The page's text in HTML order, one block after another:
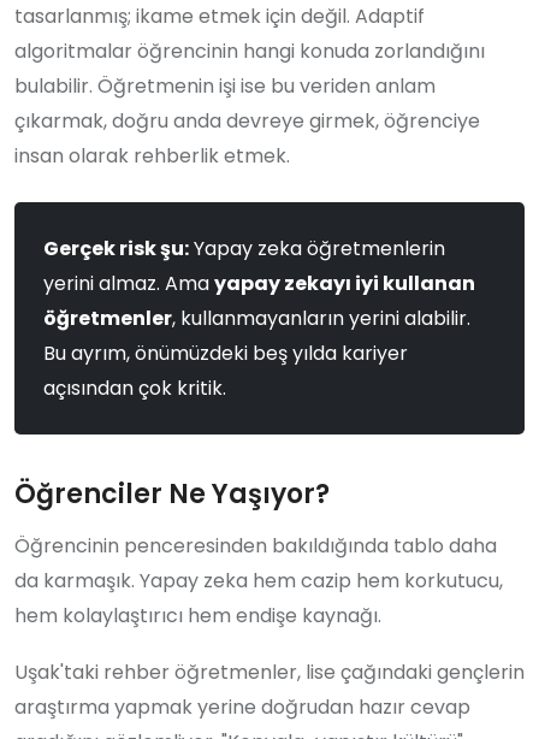
tasarlanmış; ikame etmek için değil. Adaptif
algoritmalar öğrencinin hangi konuda zorlandığını
bulabilir. Öğretmenin işi ise bu veriden anlam
çıkarmak, doğru anda devreye girmek, öğrenciye
insan olarak rehberlik etmek.
Gerçek risk şu:Yapay zeka öğretmenlerin
yerini almaz. Amayapay zekayı iyi kullanan
öğretmenler, kullanmayanların yerini alabilir.
Bu ayrım, önümüzdeki beş yılda kariyer
açısından çok kritik.
Öğrenciler Ne Yaşıyor?
Öğrencinin penceresinden bakıldığında tablo daha
da karmaşık. Yapay zeka hem cazip hem korkutucu,
hem kolaylaştırıcı hem endişe kaynağı.
Uşak'taki rehber öğretmenler, lise çağındaki gençlerin
araştırma yapmak yerine doğrudan hazır cevap